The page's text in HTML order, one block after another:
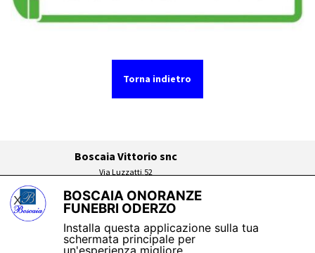
Torna indietro
Boscaia Vittorio snc
Via Luzzatti,52
31046 ODERZO (TV)
P.I. 03149960266
Trasparenza
delle erogazioni pubbliche
La società Boscaia Snc con codice fiscale
Torna ai contenuti
BOSCAIA ONORANZE
FUNEBRI ODERZO
Installa questa applicazione sulla tua
schermata principale per
un'esperienza migliore
X